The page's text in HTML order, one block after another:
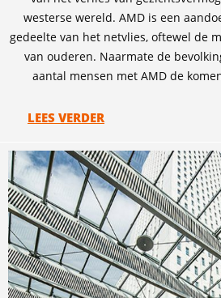
westerse wereld. AMD is een
gedeelte van het netvlies, oftewel de
van ouderen. Naarmate de
aantal mensen met AMD de
LEES VERDER